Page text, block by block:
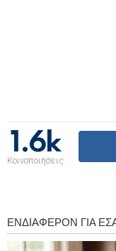
1.6k
Κοινοποιήσεις